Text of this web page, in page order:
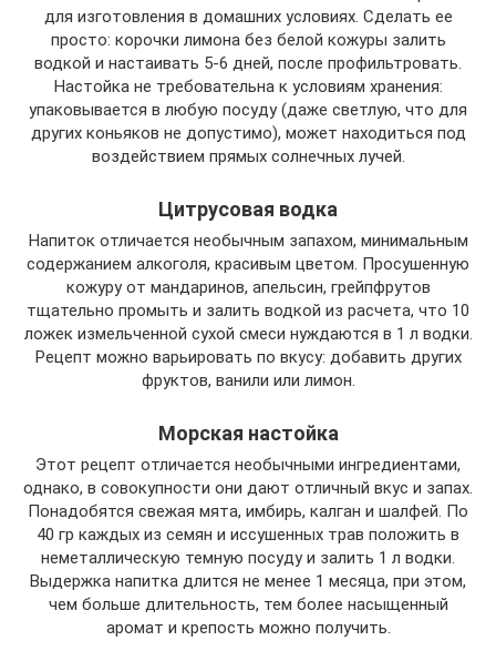
для изготовления в домашних условиях. Сделать ее
просто: корочки лимона без белой кожуры залить
водкой и настаивать 5-6 дней, после профильтровать.
Настойка не требовательна к условиям хранения:
упаковывается в любую посуду (даже светлую, что для
других коньяков не допустимо), может находиться под
воздействием прямых солнечных лучей.
Цитрусовая водка
Напиток отличается необычным запахом, минимальным
содержанием алкоголя, красивым цветом. Просушенную
кожуру от мандаринов, апельсин, грейпфрутов
тщательно промыть и залить водкой из расчета, что 10
ложек измельченной сухой смеси нуждаются в 1 л водки.
Рецепт можно варьировать по вкусу: добавить других
фруктов, ванили или лимон.
Морская настойка
Этот рецепт отличается необычными ингредиентами,
однако, в совокупности они дают отличный вкус и запах.
Понадобятся свежая мята, имбирь, калган и шалфей. По
40 гр каждых из семян и иссушенных трав положить в
неметаллическую темную посуду и залить 1 л водки.
Выдержка напитка длится не менее 1 месяца, при этом,
чем больше длительность, тем более насыщенный
аромат и крепость можно получить.